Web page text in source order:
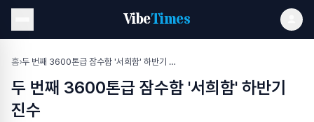
VibeTimes
홈› 두 번째 3600톤급 잠수함 '서희함' 하반기 진수
두 번째 3600톤급 잠수함 '서희함' 하반기
진수